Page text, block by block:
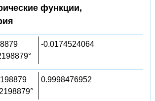
функции,
-0.0174524064
0.9998476952